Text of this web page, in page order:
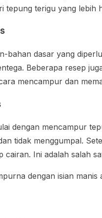
tepung terigu yang
bahan dasar yang
Beberapa resep
mencampur dan
dengan mencampur
tidak menggumpal.
Ini adalah salah